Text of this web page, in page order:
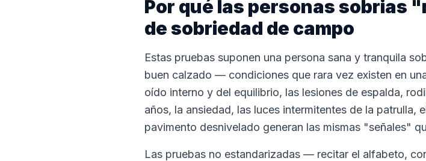
Por qué las personas sobrias
de sobriedad de campo
Estas pruebas suponen una persona sana y tranquila
buen calzado — condiciones que rara vez existen en
oído interno y del equilibrio, las lesiones de espalda,
años, la ansiedad, las luces intermitentes de la patrulla,
pavimento desnivelado generan las mismas "señales"
Las pruebas no estandarizadas — recitar el alfabeto,